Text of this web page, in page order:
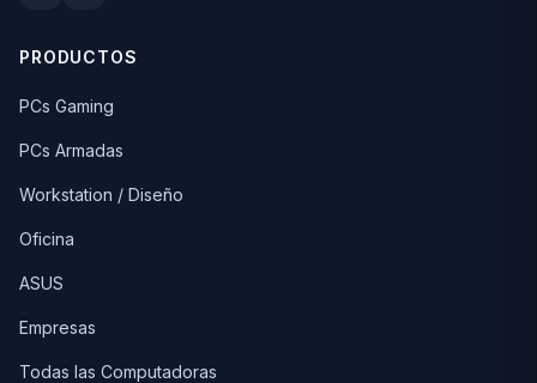
PRODUCTOS
PCs Gaming
PCs Armadas
Workstation / Diseño
Oficina
ASUS
Empresas
Todas las Computadoras